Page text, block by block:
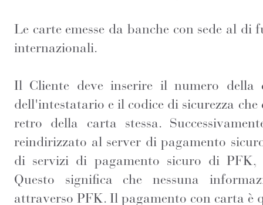
Le carte emesse da banche con sede al
internazionali.
Il Cliente deve inserire il numero
dell'intestatario e il codice di sicurezza
retro della carta stessa.
reindirizzato al server di pagamento
di servizi di pagamento sicuro di PFK,
Questo significa che nessuna
attraverso PFK. Il pagamento con carta è